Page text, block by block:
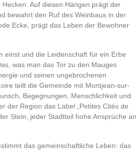
Auf diesen Hängen prägt der
bewahrt den Ruf des Weinbaus in der
Ecke, prägt das Leben der Bewohner
einst und die Leidenschaft für ein Erbe
was man das Tor zu den Mauges
und seinen ungebrochenen
teilt die Gemeinde mit Montjean-sur-
Begegnungen, Menschlichkeit und
der Region das Label „Petites Cités de
Stein, jeder Stadtteil hohe Ansprüche an
das gemeinschaftliche Leben: das